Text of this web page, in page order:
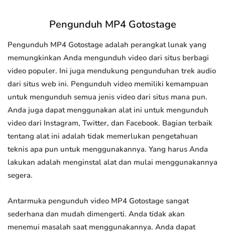
Pengunduh MP4 Gotostage
Pengunduh MP4 Gotostage adalah perangkat lunak yang
memungkinkan Anda mengunduh video dari situs berbagi
video populer. Ini juga mendukung pengunduhan trek audio
dari situs web ini. Pengunduh video memiliki kemampuan
untuk mengunduh semua jenis video dari situs mana pun.
Anda juga dapat menggunakan alat ini untuk mengunduh
video dari Instagram, Twitter, dan Facebook. Bagian terbaik
tentang alat ini adalah tidak memerlukan pengetahuan
teknis apa pun untuk menggunakannya. Yang harus Anda
lakukan adalah menginstal alat dan mulai menggunakannya
segera.
Antarmuka pengunduh video MP4 Gotostage sangat
sederhana dan mudah dimengerti. Anda tidak akan
menemui masalah saat menggunakannya. Anda dapat